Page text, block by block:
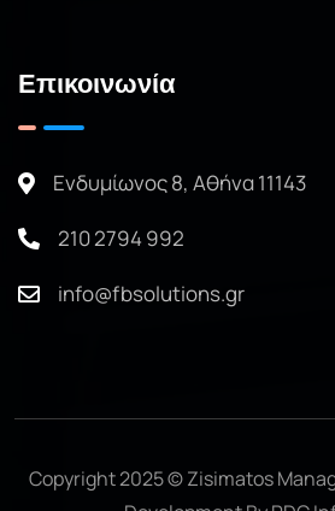
Επικοινωνία
Ενδυμίωνος 8, Αθήνα 11143
210 2794 992
info@fbsolutions.gr
Copyright 2025 © Zisimatos